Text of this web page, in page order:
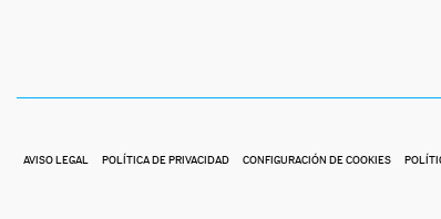
AVISO LEGAL POLÍTICA DE PRIVACIDAD CONFIGURACIÓN DE COOKIES